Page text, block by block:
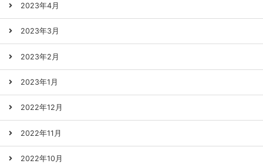
2023年4月
2023年3月
2023年2月
2023年1月
2022年12月
2022年11月
2022年10月